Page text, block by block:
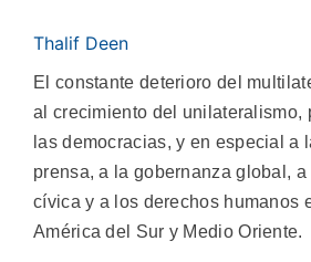
Thalif Deen
El constante deterioro del
al crecimiento del unilateralismo,
las democracias, y en especial a
prensa, a la gobernanza global,
cívica y a los derechos humanos
América del Sur y Medio Oriente.